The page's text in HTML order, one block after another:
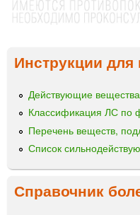
Инструкции для
Действующие вещества
Классификация ЛС по
Перечень веществ,
Список
Справочник